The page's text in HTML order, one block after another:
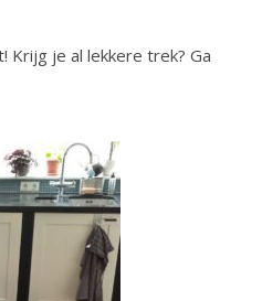
Krijg je al lekkere trek? Ga